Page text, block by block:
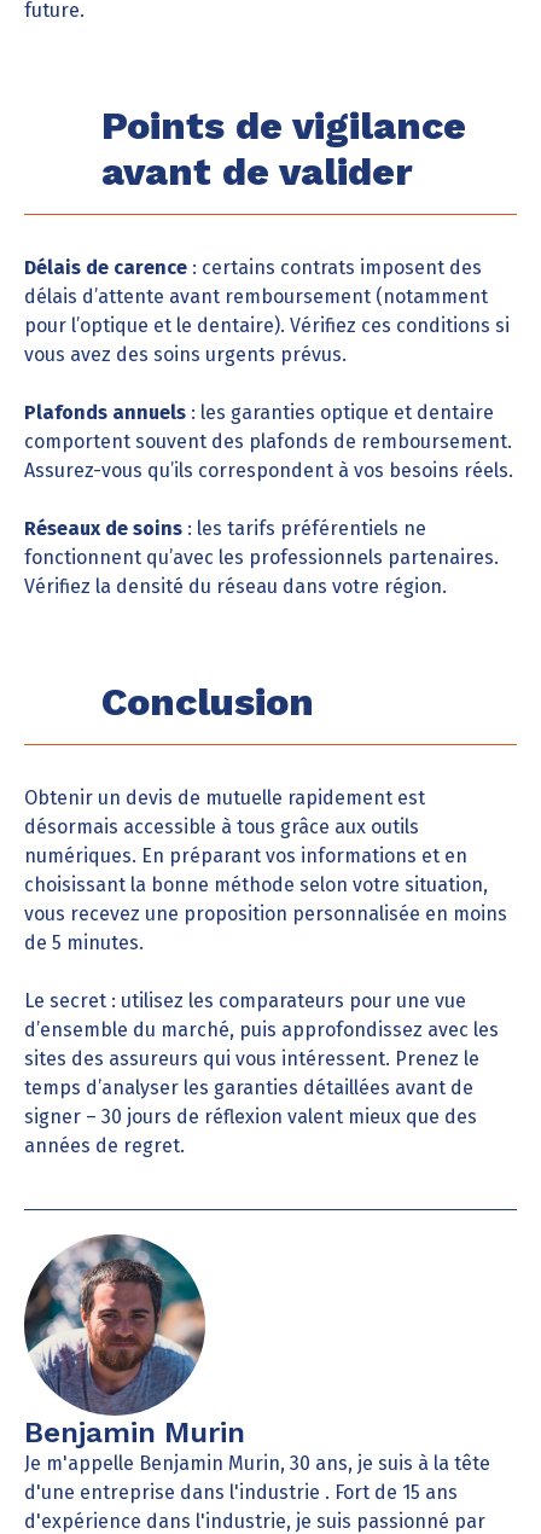
future.
Points de vigilance
avant de valider
Délais de carence : certains contrats imposent des
délais d’attente avant remboursement (notamment
pour l’optique et le dentaire). Vérifiez ces conditions si
vous avez des soins urgents prévus.
Plafonds annuels : les garanties optique et dentaire
comportent souvent des plafonds de remboursement.
Assurez-vous qu’ils correspondent à vos besoins réels.
Réseaux de soins : les tarifs préférentiels ne
fonctionnent qu’avec les professionnels partenaires.
Vérifiez la densité du réseau dans votre région.
Conclusion
Obtenir un devis de mutuelle rapidement est
désormais accessible à tous grâce aux outils
numériques. En préparant vos informations et en
choisissant la bonne méthode selon votre situation,
vous recevez une proposition personnalisée en moins
de 5 minutes.
Le secret : utilisez les comparateurs pour une vue
d’ensemble du marché, puis approfondissez avec les
sites des assureurs qui vous intéressent. Prenez le
temps d’analyser les garanties détaillées avant de
signer – 30 jours de réflexion valent mieux que des
années de regret.
Benjamin Murin
Je m'appelle Benjamin Murin, 30 ans, je suis à la tête
d'une entreprise dans l'industrie . Fort de 15 ans
d'expérience dans l'industrie, je suis passionné par